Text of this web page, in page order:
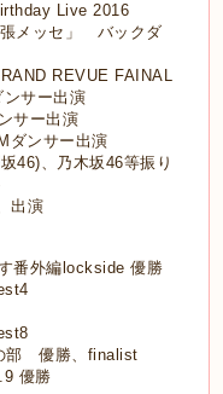
Live 2016
メッセ」 バックダ
REVUE FAINAL
ンサー出演
サー出演
ダンサー出演
46)、乃木坂46等振り
出演
番外編 lockside優勝
部 優勝、 finalist
優勝